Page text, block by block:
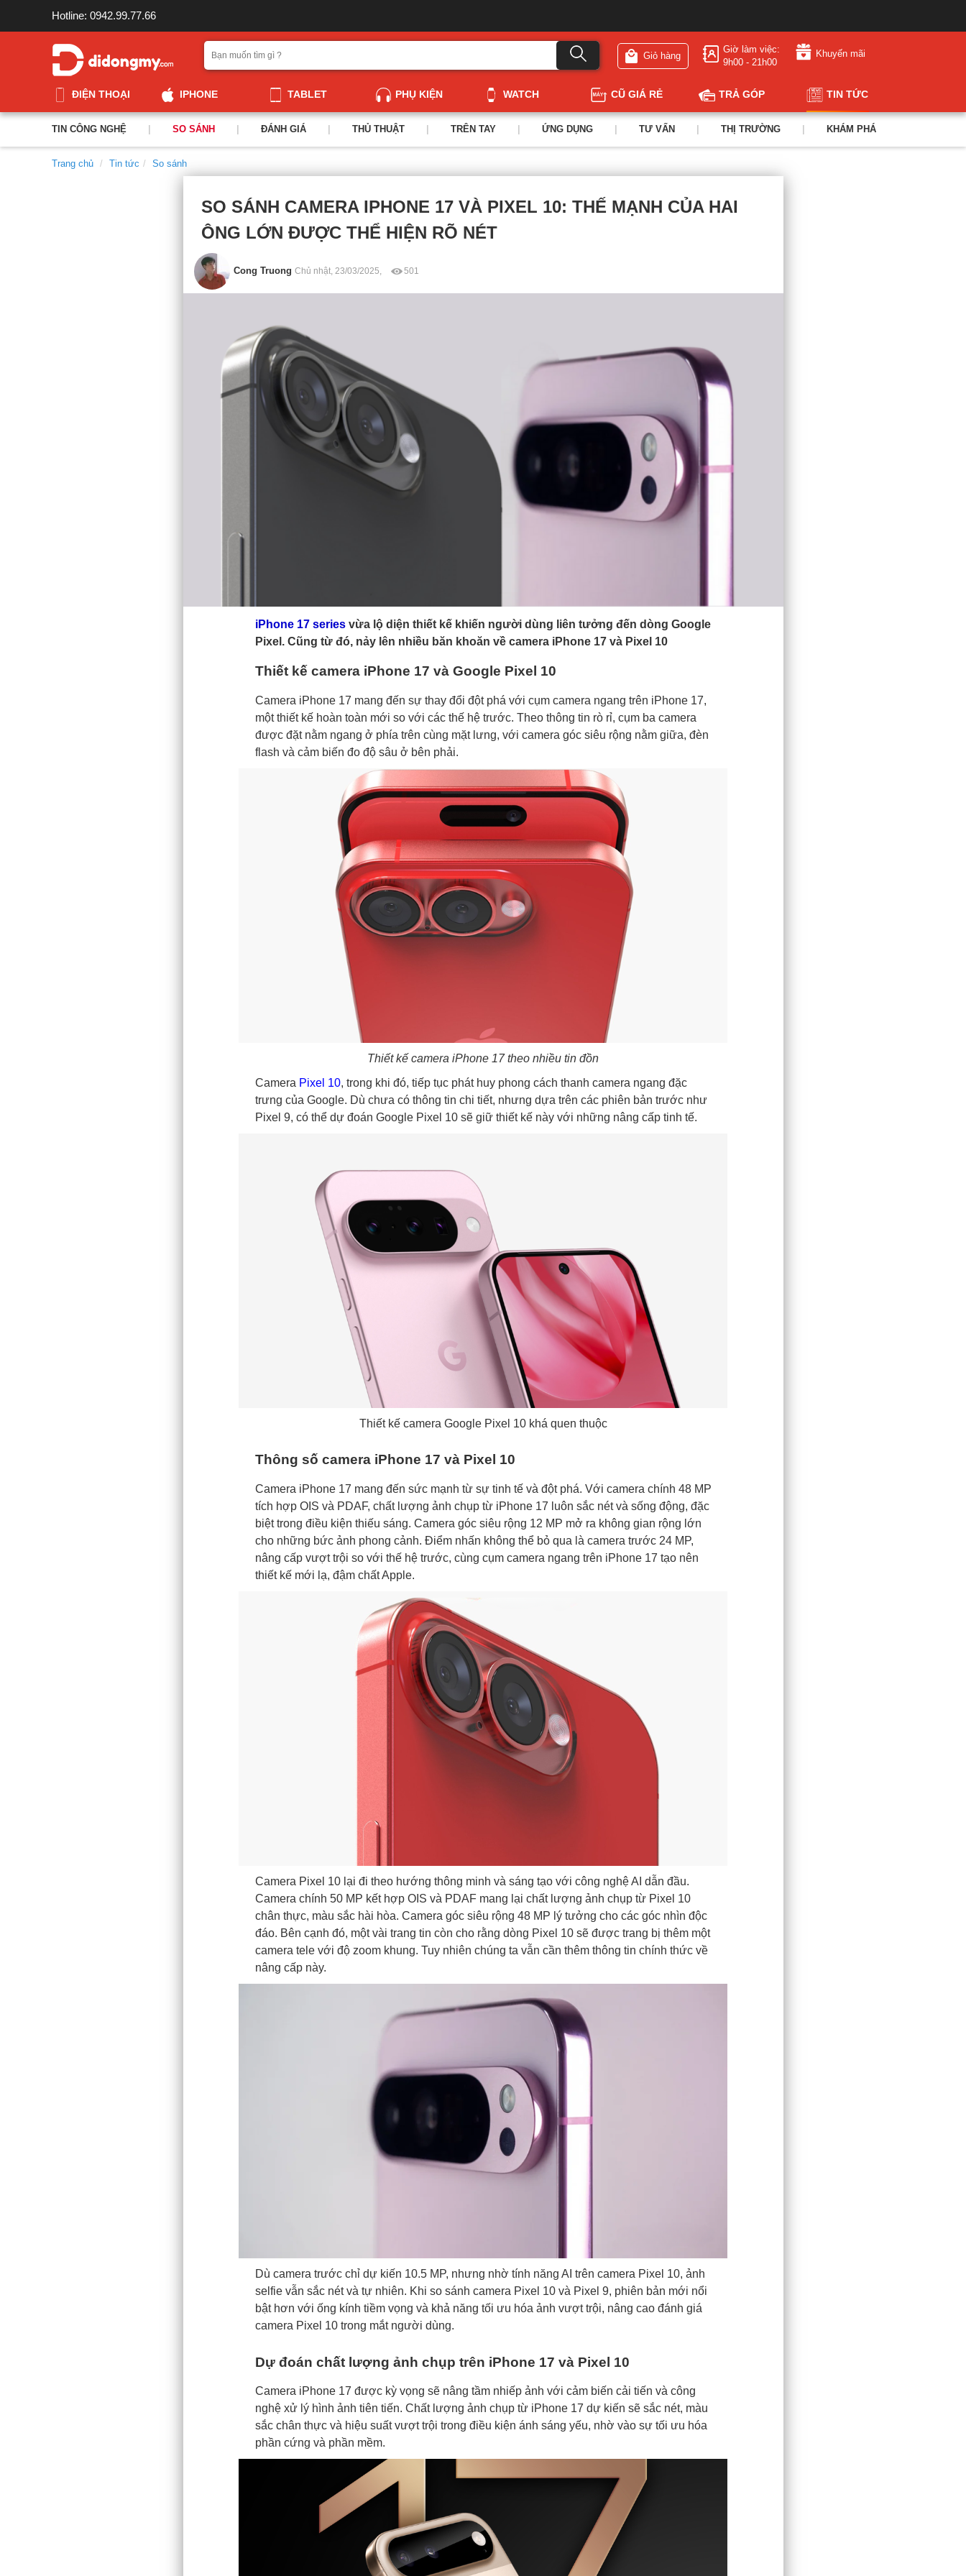
Hotline: 0942.99.77.66
Giỏ hàng
Giờ làm việc:
9h00 - 21h00
Khuyến mãi
ĐIỆN THOẠI IPHONE TABLET PHỤ KIỆN WATCH CŨ GIÁ RẺ TRẢ GÓP TIN TỨC
TIN CÔNG NGHỆ SO SÁNH ĐÁNH GIÁ THỦ THUẬT TRÊN TAY ỨNG DỤNG TƯ VẤN THỊ TRƯỜNG KHÁM PHÁ
Trang chủ Tin tức So sánh
SO SÁNH CAMERA IPHONE 17 VÀ PIXEL 10: THẾ MẠNH CỦA HAI
ÔNG LỚN ĐƯỢC THỂ HIỆN RÕ NÉT
Cong Truong Chủ nhật, 23/03/2025, 501
iPhone 17 seriesvừa lộ diện thiết kế khiến người dùng liên tưởng đến dòng Google
Pixel. Cũng từ đó, nảy lên nhiều băn khoăn về camera iPhone 17 và Pixel 10
Thiết kế camera iPhone 17 và Google Pixel 10
Camera iPhone 17 mang đến sự thay đổi đột phá với cụm camera ngang trên iPhone 17,
một thiết kế hoàn toàn mới so với các thế hệ trước. Theo thông tin rò rỉ, cụm ba camera
được đặt nằm ngang ở phía trên cùng mặt lưng, với camera góc siêu rộng nằm giữa, đèn
flash và cảm biến đo độ sâu ở bên phải.
Thiết kế camera iPhone 17 theo nhiều tin đồn
Camera Pixel 10, trong khi đó, tiếp tục phát huy phong cách thanh camera ngang đặc
trưng của Google. Dù chưa có thông tin chi tiết, nhưng dựa trên các phiên bản trước như
Pixel 9, có thể dự đoán Google Pixel 10 sẽ giữ thiết kế này với những nâng cấp tinh tế.
Thiết kế camera Google Pixel 10 khá quen thuộc
Thông số camera iPhone 17 và Pixel 10
Camera iPhone 17 mang đến sức mạnh từ sự tinh tế và đột phá. Với camera chính 48 MP
tích hợp OIS và PDAF, chất lượng ảnh chụp từ iPhone 17 luôn sắc nét và sống động, đặc
biệt trong điều kiện thiếu sáng. Camera góc siêu rộng 12 MP mở ra không gian rộng lớn
cho những bức ảnh phong cảnh. Điểm nhấn không thể bỏ qua là camera trước 24 MP,
nâng cấp vượt trội so với thế hệ trước, cùng cụm camera ngang trên iPhone 17 tạo nên
thiết kế mới lạ, đậm chất Apple.
Camera Pixel 10 lại đi theo hướng thông minh và sáng tạo với công nghệ AI dẫn đầu.
Camera chính 50 MP kết hợp OIS và PDAF mang lại chất lượng ảnh chụp từ Pixel 10
chân thực, màu sắc hài hòa. Camera góc siêu rộng 48 MP lý tưởng cho các góc nhìn độc
đáo. Bên cạnh đó, một vài trang tin còn cho rằng dòng Pixel 10 sẽ được trang bị thêm một
camera tele với độ zoom khung. Tuy nhiên chúng ta vẫn cần thêm thông tin chính thức về
nâng cấp này.
Dù camera trước chỉ dự kiến 10.5 MP, nhưng nhờ tính năng AI trên camera Pixel 10, ảnh
selfie vẫn sắc nét và tự nhiên. Khi so sánh camera Pixel 10 và Pixel 9, phiên bản mới nổi
bật hơn với ống kính tiềm vọng và khả năng tối ưu hóa ảnh vượt trội, nâng cao đánh giá
camera Pixel 10 trong mắt người dùng.
Dự đoán chất lượng ảnh chụp trên iPhone 17 và Pixel 10
Camera iPhone 17 được kỳ vọng sẽ nâng tầm nhiếp ảnh với cảm biến cải tiến và công
nghệ xử lý hình ảnh tiên tiến. Chất lượng ảnh chụp từ iPhone 17 dự kiến sẽ sắc nét, màu
sắc chân thực và hiệu suất vượt trội trong điều kiện ánh sáng yếu, nhờ vào sự tối ưu hóa
phần cứng và phần mềm.